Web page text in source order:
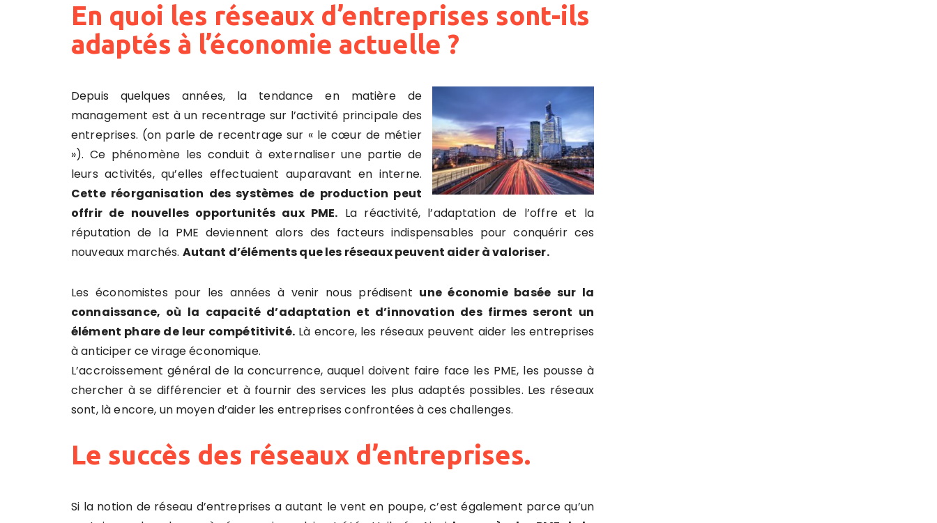
En quoi les réseaux d’entreprises sont-ils
adaptés à l’économie actuelle ?
Depuis quelques années, la tendance en matière de
management est à un recentrage sur l’activité principale des
entreprises. (on parle de recentrage sur « le cœur de métier
»). Ce phénomène les conduit à externaliser une partie de
leurs activités, qu’elles effectuaient auparavant en interne.
Cette réorganisation des systèmes de production peut
offrir de nouvelles opportunités aux PME. La réactivité, l’adaptation de l’offre et la
réputation de la PME deviennent alors des facteurs indispensables pour conquérir ces
nouveaux marchés. Autant d’éléments que les réseaux peuvent aider à valoriser.
Les économistes pour les années à venir nous prédisent une économie basée sur la
connaissance, où la capacité d’adaptation et d’innovation des firmes seront un
élément phare de leur compétitivité.Là encore, les réseaux peuvent aider les entreprises
à anticiper ce virage économique.
L’accroissement général de la concurrence, auquel doivent faire face les PME, les pousse à
chercher à se différencier et à fournir des services les plus adaptés possibles. Les réseaux
sont, là encore, un moyen d’aider les entreprises confrontées à ces challenges.
Le succès des réseaux d’entreprises.
Si la notion de réseau d’entreprises a autant le vent en poupe, c’est également parce qu’un